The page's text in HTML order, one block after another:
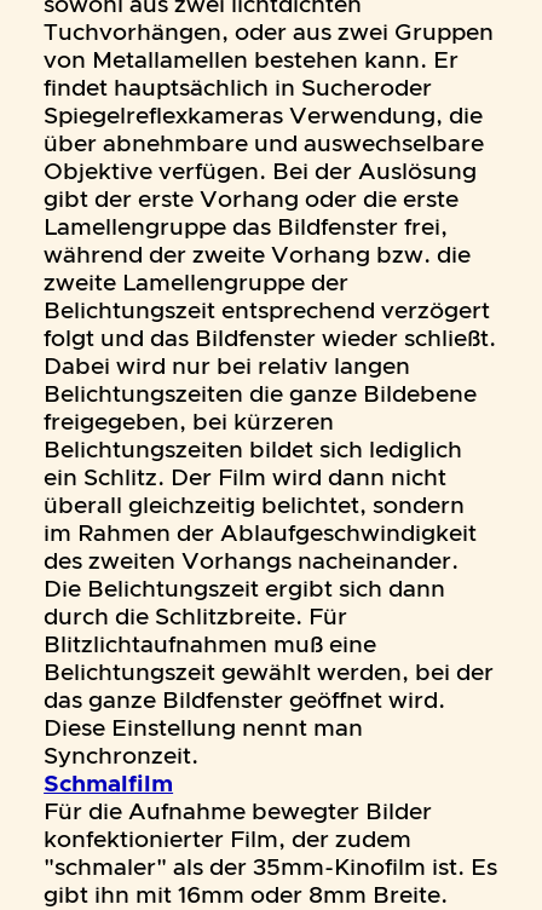
sowohl aus zwei lichtdichten
Tuchvorhängen, oder aus zwei Gruppen
von Metallamellen bestehen kann. Er
findet hauptsächlich in Sucheroder
Spiegelreflexkameras Verwendung, die
über abnehmbare und auswechselbare
Objektive verfügen. Bei der Auslösung
gibt der erste Vorhang oder die erste
Lamellengruppe das Bildfenster frei,
während der zweite Vorhang bzw. die
zweite Lamellengruppe der
Belichtungszeit entsprechend verzögert
folgt und das Bildfenster wieder schließt.
Dabei wird nur bei relativ langen
Belichtungszeiten die ganze Bildebene
freigegeben, bei kürzeren
Belichtungszeiten bildet sich lediglich
ein Schlitz. Der Film wird dann nicht
überall gleichzeitig belichtet, sondern
im Rahmen der Ablaufgeschwindigkeit
des zweiten Vorhangs nacheinander.
Die Belichtungszeit ergibt sich dann
durch die Schlitzbreite. Für
Blitzlichtaufnahmen muß eine
Belichtungszeit gewählt werden, bei der
das ganze Bildfenster geöffnet wird.
Diese Einstellung nennt man
Synchronzeit.
Schmalfilm
Für die Aufnahme bewegter Bilder
konfektionierter Film, der zudem
"schmaler" als der 35mm-Kinofilm ist. Es
gibt ihn mit 16mm oder 8mm Breite.